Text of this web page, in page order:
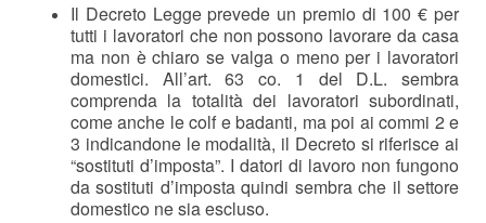
Il Decreto Legge prevede un premio di 100 € per
tutti i lavoratori che non possono lavorare da casa
ma non è chiaro se valga o meno per i lavoratori
domestici. All’art. 63 co. 1 del D.L. sembra
comprenda la totalità dei lavoratori subordinati,
come anche le colf e badanti, ma poi ai commi 2 e
3 indicandone le modalità, il Decreto si riferisce ai
“sostituti d’imposta”. I datori di lavoro non fungono
da sostituti d’imposta quindi sembra che il settore
domestico ne sia escluso.